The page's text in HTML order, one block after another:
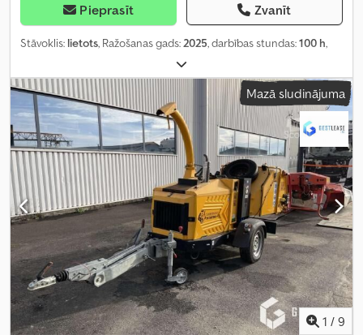
Pieprasīt Zvanīt
Stāvoklis: lietots, Ražošanas gads:2025, darbības stundas:100 h,
Mazā sludinājuma
1 / 9